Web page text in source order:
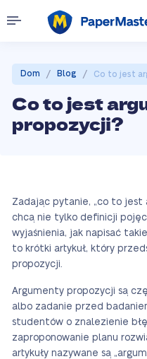
Dom / Blog / Co to jest
Co to jest
propozycji?
Zadając pytanie, „co to
chcą nie tylko definicji
wyjaśnienia, jak napisać
to krótki artykuł, który
propozycji.
Argumenty propozycji są
albo zadanie przed
studentów o znalezienie
zaproponowanie planu
artykuły nazywane są